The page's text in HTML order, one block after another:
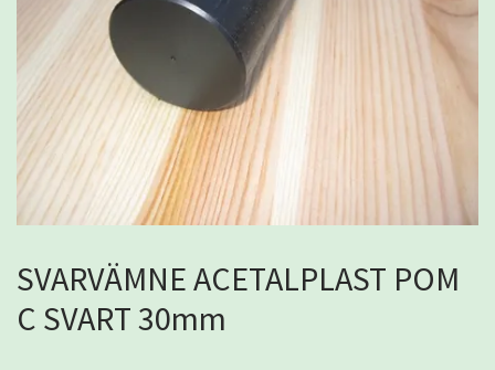
SVARVÄMNE ACETALPLAST POM
C SVART 30mm